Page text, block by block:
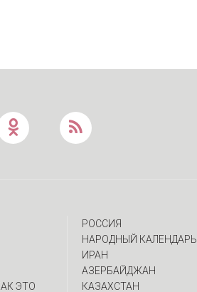
ЭТО
РОССИЯ
НАРОДНЫЙ КАЛЕНДАРЬ
ИРАН
АЗЕРБАЙДЖАН
КАЗАХСТАН